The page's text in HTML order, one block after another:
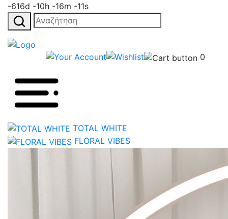
-616d -10h -16m -11s
Αναζήτηση
για:
0
TOTAL WHITE
FLORAL VIBES